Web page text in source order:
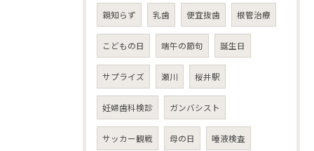
親知らず 乳歯 便宜抜歯 根管治療
こどもの日 端午の節句 誕生日
サプライズ 瀬川 桜井駅
妊婦歯科検診 ガンバシスト
サッカー観戦 母の日 唾液検査